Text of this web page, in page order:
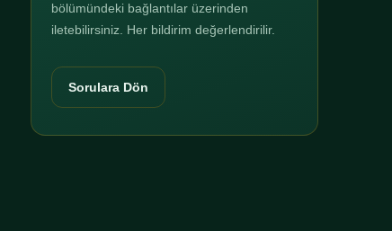
bölümündeki bağlantılar üzerinden
iletebilirsiniz. Her bildirim değerlendirilir.
Sorulara Dön